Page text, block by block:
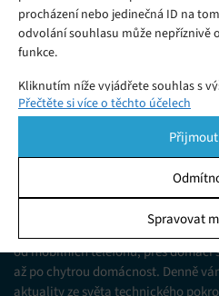
procházení nebo jedinečná ID na
odvolání souhlasu může nepříznivě
funkce.
Kliknutím níže vyjádřete souhlas s
podrobnější rozhodnutí. Vaše volby
pomocí přepínačů v Zásadách
Spravovat souhlas ve spodní části
Ukládání a/nebo přístup k
publiku prostřednictvím statistik
různých zdrojů.
Přečtěte si více o těchto účelech
Přijmout
Spravovat
Jsme web zajímající se o
od mobilních telefonů, přes domácí
až po chytrou domácnost. Denně
aktuality ze světa technického